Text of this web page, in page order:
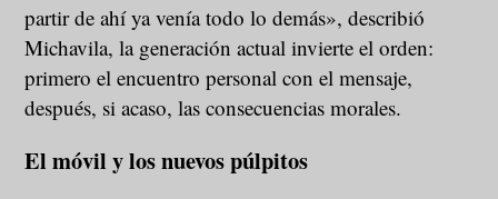
partir de ahí ya venía todo lo demás», describió
Michavila, la generación actual invierte el orden:
primero el encuentro personal con el mensaje,
después, si acaso, las consecuencias morales.
El móvil y los nuevos púlpitos